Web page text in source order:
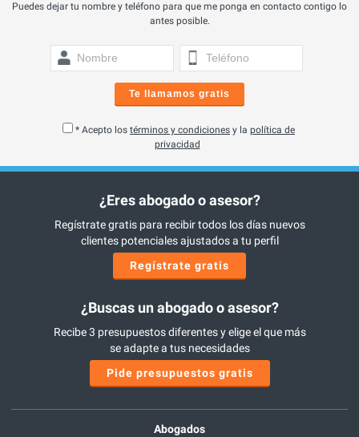
Puedes dejar tu nombre y teléfono para que me ponga en contacto contigo lo
antes posible.
Te llamamos gratis
* Acepto los términos y condiciones y la política de
privacidad
¿Eres abogado o asesor?
Regístrate gratis para recibir todos los días nuevos
clientes potenciales ajustados a tu perfil
Regístrate gratis
¿Buscas un abogado o asesor?
Recibe 3 presupuestos diferentes y elige el que más
se adapte a tus necesidades
Pide presupuestos gratis
Abogados